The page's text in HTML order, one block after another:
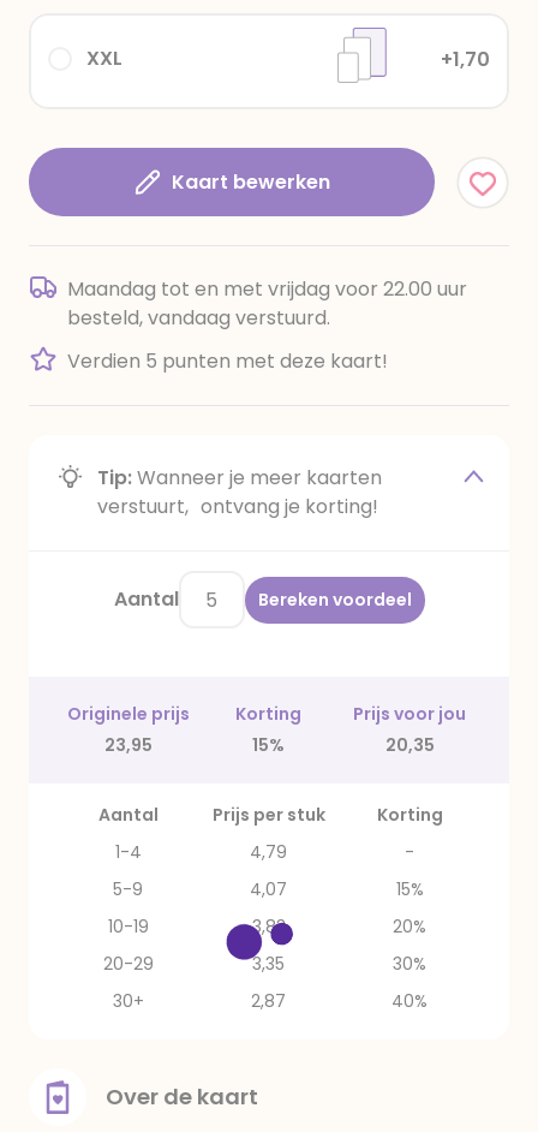
XXL +1,70
Kaart bewerken
Maandag tot en met vrijdag voor 22.00 uur
besteld, vandaag verstuurd.
Verdien 5 punten met deze kaart!
Tip:Wanneer je meer kaarten
verstuurt, ontvang je korting!
Aantal Bereken voordeel
Originele prijs Korting
Prijs voor jou
23,95
15% 20,35
Aantal Prijs per stuk
Korting
1-4
4,79
-
5-9
4,07
15%
10-19
3,83
20%
20-29
3,35
30%
30+
2,87 40%
Over de kaart